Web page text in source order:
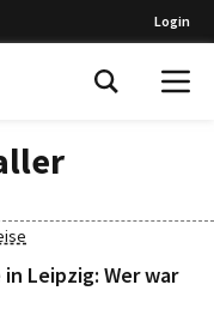
Login
Leipzig: Wer war